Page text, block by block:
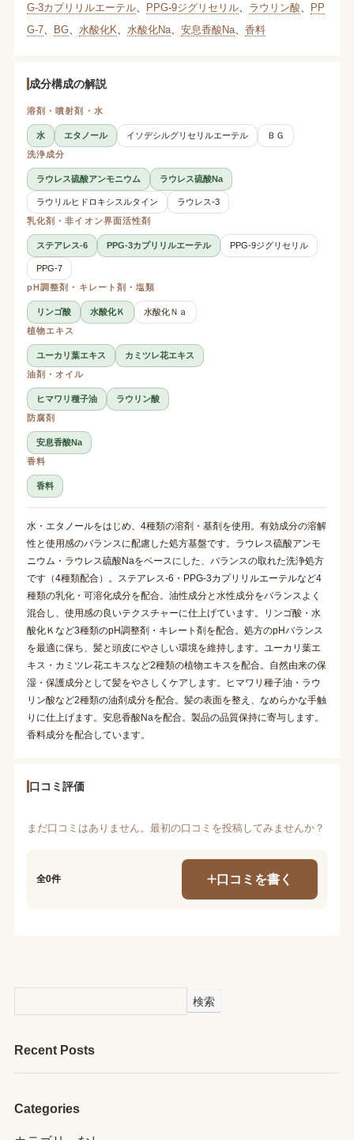
G-3カプリリルエーテル、 PPG-9ジグリセリル、 ラウリン酸
PP
G-7、 BG、 水酸化K 水酸化Na、 安息香酸Na、 香料
成分構成の解説
溶剤・噴射剤・水
水 エタノール イソデシルグリセリルエーテル
ＢＧ
洗浄成分
ラウレス硫酸アンモニウム ラウレス硫酸Na
ラウリルヒドロキシスルタイン
ラウレス-3
乳化剤・非イオン界面活性剤
ステアレス-6 PPG-3カプリリルエーテル PPG-9ジグリセリル
PPG-7
pH調整剤・キレート剤・塩類
リンゴ酸 水酸化Ｋ
水酸化Ｎａ
植物エキス
ユーカリ葉エキス
カミツレ花エキス
油剤・オイル
ヒマワリ種子油
ラウリン酸
防腐剤
安息香酸Na
香料
香料
水・エタノールをはじめ、4種類の溶剤・基剤を使用。有効成分の溶解
性と使用感のバランスに配慮した処方基盤です。ラウレス硫酸アンモ
ニウム・ラウレス硫酸Naをベースにした、バランスの取れた洗浄処方
です（4種類配合）。ステアレス-6・PPG-3カプリリルエーテルなど4
種類の乳化・可溶化成分を配合。油性成分と水性成分をバランスよく
混合し、使用感の良いテクスチャーに仕上げています。リンゴ酸・水
酸化Ｋなど3種類のpH調整剤・キレート剤を配合。処方のpHバランス
を最適に保ち、髪と頭皮にやさしい環境を維持します。ユーカリ葉エ
キス・カミツレ花エキスなど2種類の植物エキスを配合。自然由来の保
湿・保護成分として髪をやさしくケアします。ヒマワリ種子油・ラウ
リン酸など2種類の油剤成分を配合。髪の表面を整え、なめらかな手触
りに仕上げます。安息香酸Naを配合。製品の品質保持に寄与します。
香料成分を配合しています。
口コミ評価
まだ口コミはありません。最初の口コミを投稿してみませんか？
全0件 口コミを書く
検索
Recent Posts
Categories